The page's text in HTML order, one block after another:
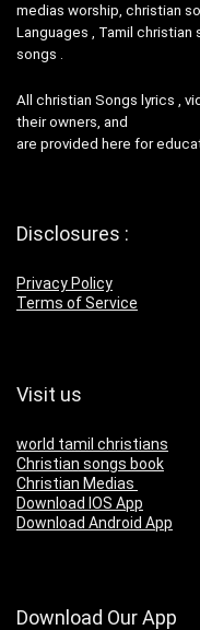
medias worship, christian
Languages , Tamil christian
songs .
All christian Songs lyrics ,
their owners, and
are provided here for
Disclosures :
Privacy Policy
Terms of Service
Visit us
world tamil christians
Christian songs book
Christian Medias
Download IOS App
Download Android App
Download Our App